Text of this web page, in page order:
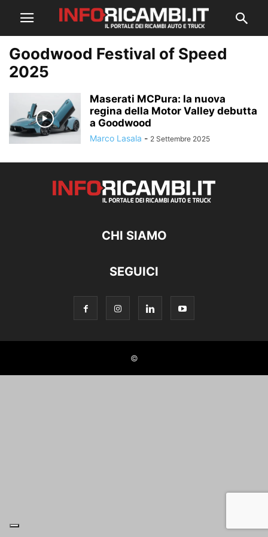
Goodwood Festival of Speed
2025
Maserati MCPura: la nuova
regina della Motor Valley debutta
a Goodwood
Marco Lasala - 2 Settembre 2025
CHI SIAMO
SEGUICI
©